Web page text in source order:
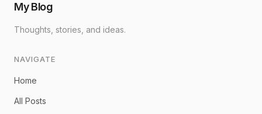
My Blog
Thoughts, stories, and ideas.
NAVIGATE
Home
All Posts